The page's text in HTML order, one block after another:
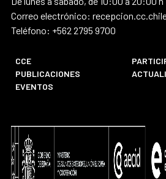
Correo electrónico:
Teléfono: +562 2795 9700
CCE
PUBLICACIONES
EVENTOS